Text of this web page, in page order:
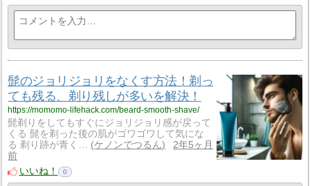
髭のジョリジョリをなくす方法！剃っ
ても残る、剃り残しが多いを解決！
https://momomo-lifehack.com/beard-smooth-shave/
髭剃りをしてもすぐにジョリジョリ感が戻って
くる 髭を剃った後の肌がゴワゴワして気にな
る 剃り跡が青く…
ケノンでつるん
2年5ヶ月
前
いいね！
0